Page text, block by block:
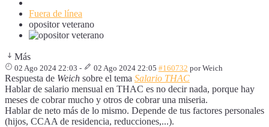
Fuera de línea
opositor veterano
Más
02 Ago 2024 22:03 - 02 Ago 2024 22:05 #160732 porWeich
Respuesta de Weich sobre el tema Salario THAC
Hablar de salario mensual en THAC es no decir nada, porque hay
meses de cobrar mucho y otros de cobrar una miseria.
Hablar de neto más de lo mismo. Depende de tus factores personales
(hijos, CCAA de residencia, reducciones,...).